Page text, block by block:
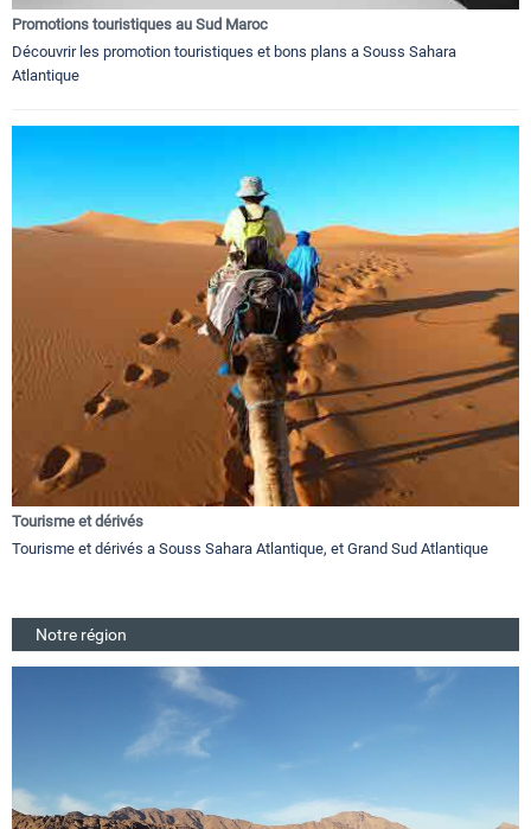
Promotions touristiques au Sud Maroc
Découvrir les promotion touristiques et bons plans a Souss Sahara
Atlantique
Tourisme et dérivés
Tourisme et dérivés a Souss Sahara Atlantique, et Grand Sud Atlantique
Notre région